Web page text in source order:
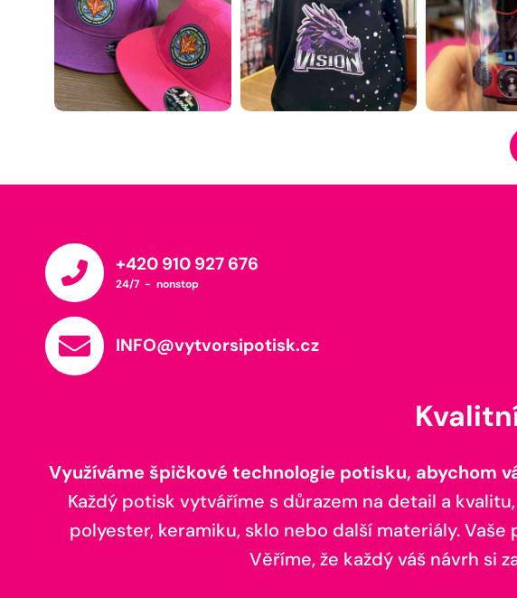
+420 910 927 676
24/7 - nonstop
INFO@vytvorsipotisk.cz
Využíváme špičkové technologie potisku, abychom
Každý potisk vytváříme s důrazem na detail a
polyester, keramiku, sklo nebo další materiály.
Věříme, že každý váš návrh si